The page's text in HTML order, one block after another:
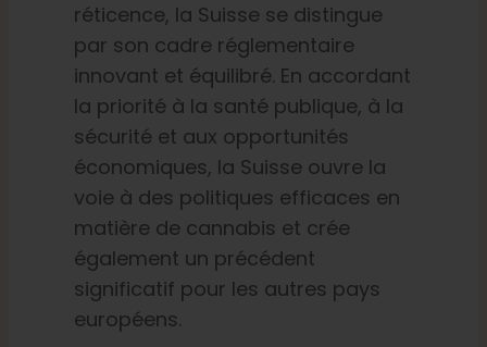
Recherche
réticence, la Suisse se distingue
par son cadre réglementaire
innovant et équilibré. En accordant
la priorité à la santé publique, à la
sécurité et aux opportunités
économiques, la Suisse ouvre la
voie à des politiques efficaces en
matière de cannabis et crée
également un précédent
significatif pour les autres pays
européens.